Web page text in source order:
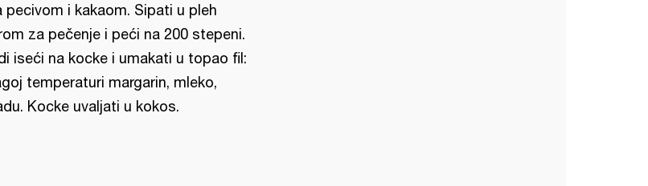
pecivom i kakaom. Sipati u pleh
za pečenje i peći na 200 stepeni.
iseći na kocke i umakati u topao fil:
temperaturi margarin, mleko,
Kocke uvaljati u kokos.